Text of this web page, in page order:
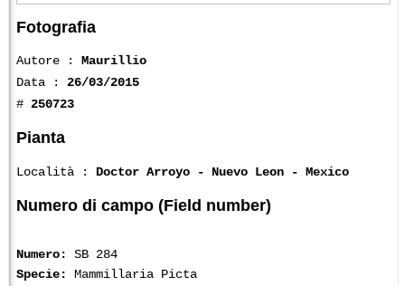
Fotografia
Autore : Maurillio
Data : 26/03/2015
# 250723
Pianta
Località : Doctor Arroyo - Nuevo Leon - Mexico
Numero di campo (Field number)
Numero:
SB 284
Specie:
Mammillaria Picta